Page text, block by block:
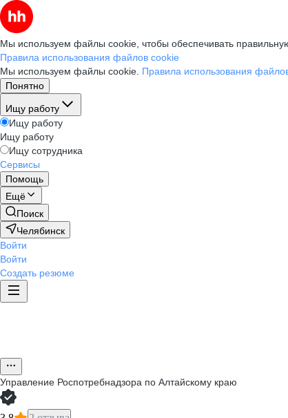
Мы используем файлы cookie, чтобы обеспечивать
Правила использования файлов cookie
Мы используем файлы cookie. Правила использования
Понятно
Ищу работу
Ищу работу
Ищу работу
Ищу сотрудника
Сервисы
Помощь
Ещё
Поиск
Челябинск
Войти
Войти
Создать резюме
Управление Роспотребнадзора по Алтайскому краю